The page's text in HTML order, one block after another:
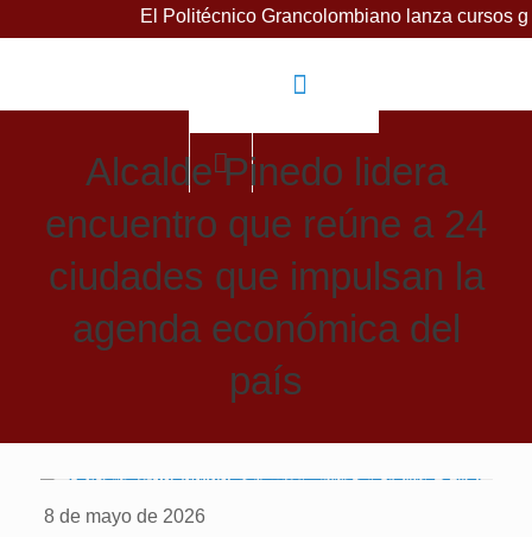
El Politécnico Grancolombiano lanza cursos gratuitos
Alcalde Pinedo lidera
encuentro que reúne a 24
ciudades que impulsan la
agenda económica del
país
8 de mayo de 2026